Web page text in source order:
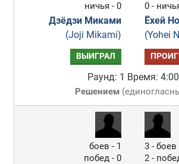
ничья - 0
Дзёдзи Миками
(Joji Mikami)
0 -
Ёхей
(Yohei
ВЫИГРАЛ
Раунд: 1 Время: 4:00
Решением(
боев - 1
побед - 0
3 - боев
2 -